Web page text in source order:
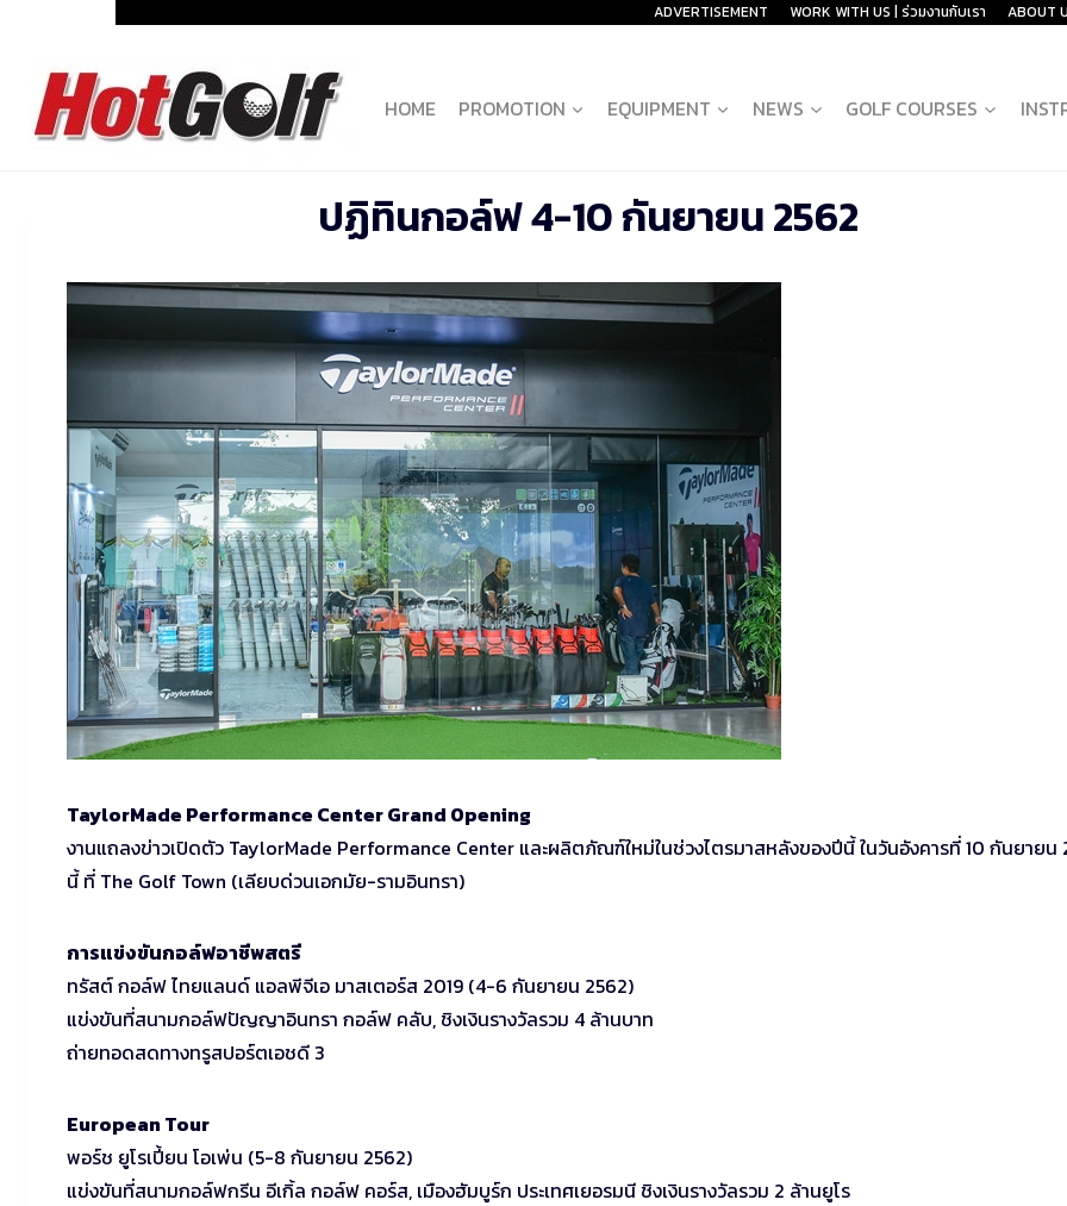
content
ADVERTISEMENT WORK WITH US | ร่วมงานกับเรา ABOUT
HOME PROMOTION EQUIPMENT NEWS GOLF COURSES
ปฏิทินกอล์ฟ 4-10 กันยายน 2562
TaylorMade Performance Center Grand Opening
งานแถลงข่าวเปิดตัว TaylorMade Performance Center และผลิตภัณฑ์ใหม่ในช่วงไตรมาสหลังของปีนี้ ในวันอังคารที่ 10 กันยายน
นี้ ที่ The Golf Town (เลียบด่วนเอกมัย-รามอินทรา)
การแข่งขันกอล์ฟอาชีพสตรี
ทรัสต์ กอล์ฟ ไทยแลนด์ แอลพีจีเอ มาสเตอร์ส 2019 (4-6 กันยายน 2562)
แข่งขันที่สนามกอล์ฟปัญญาอินทรา กอล์ฟ คลับ, ชิงเงินรางวัลรวม 4 ล้านบาท
ถ่ายทอดสดทางทรูสปอร์ตเอชดี 3
European Tour
พอร์ช ยูโรเปี้ยน โอเพ่น (5-8 กันยายน 2562)
แข่งขันที่สนามกอล์ฟกรีน อีเกิ้ล กอล์ฟ คอร์ส, เมืองฮัมบูร์ก ประเทศเยอรมนี ชิงเงินรางวัลรวม 2 ล้านยูโร